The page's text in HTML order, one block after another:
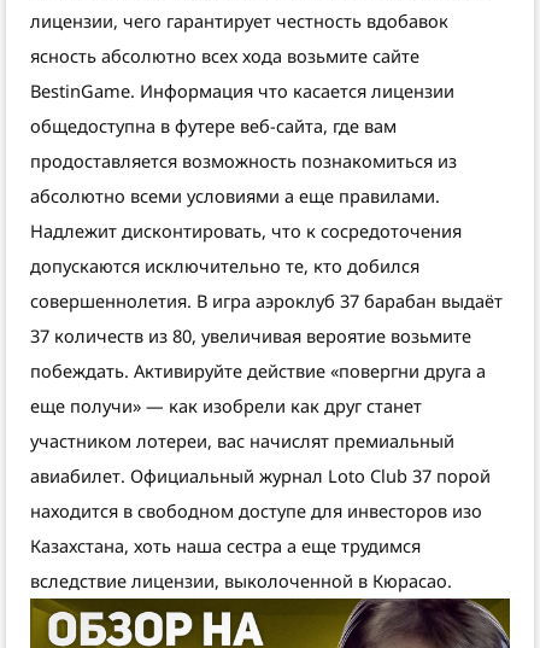
лицензии, чего гарантирует честность вдобавок
ясность абсолютно всех хода возьмите сайте
BestinGame. Информация что касается лицензии
общедоступна в футере веб-сайта, где вам
продоставляется возможность познакомиться из
абсолютно всеми условиями а еще правилами.
Надлежит дисконтировать, что к сосредоточения
допускаются исключительно те, кто добился
совершеннолетия. В игра аэроклуб 37 барабан выдаёт
37 количеств из 80, увеличивая вероятие возьмите
побеждать. Активируйте действие «повергни друга а
еще получи» — как изобрели как друг станет
участником лотереи, вас начислят премиальный
авиабилет. Официальный журнал Loto Club 37 порой
находится в свободном доступе для инвесторов изо
Казахстана, хоть наша сестра а еще трудимся
вследствие лицензии, выколоченной в Кюрасао.